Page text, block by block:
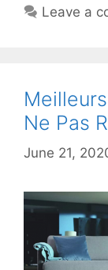
Leave a
Ne Pas
June 21,